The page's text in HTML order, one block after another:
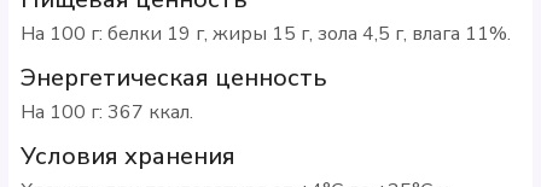
На 100 г: белки 19 г, жиры 15 г, зола 4,5 г, влага 11%.
Энергетическая ценность
На 100 г: 367 ккал.
Условия хранения